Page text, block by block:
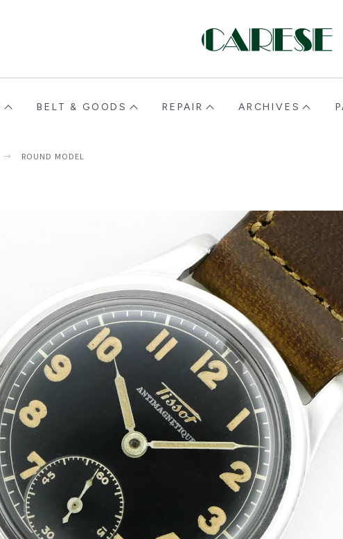
BELT & GOODS REPAIR ARCHIVES
ROUND MODEL